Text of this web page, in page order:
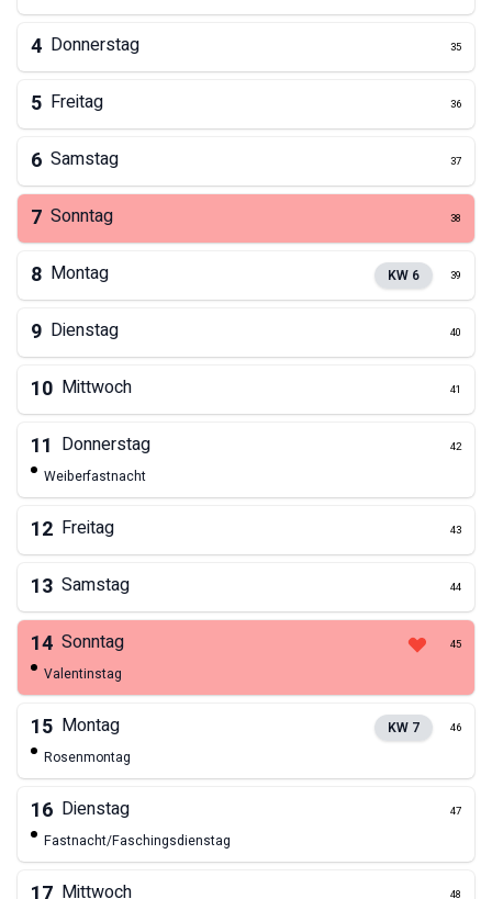
4 Donnerstag 35
5 Freitag 36
6 Samstag 37
7 Sonntag 38
8 Montag KW 6 39
9 Dienstag 40
10 Mittwoch 41
11 Donnerstag 42
Weiberfastnacht
12 Freitag 43
13 Samstag 44
14 Sonntag 45
Valentinstag
15 Montag KW 7 46
Rosenmontag
16 Dienstag 47
Fastnacht/Faschingsdienstag
Mittwoch 48